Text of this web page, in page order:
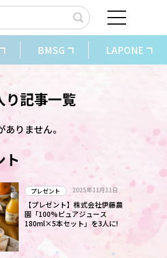
BMSG LAPONE
り記事一覧
りません。
ト
プレゼント 2025年11月11日
【プレゼント】株式会社伊藤農
園「100%ピュアジュース
180ml×5本セット」を3人に!